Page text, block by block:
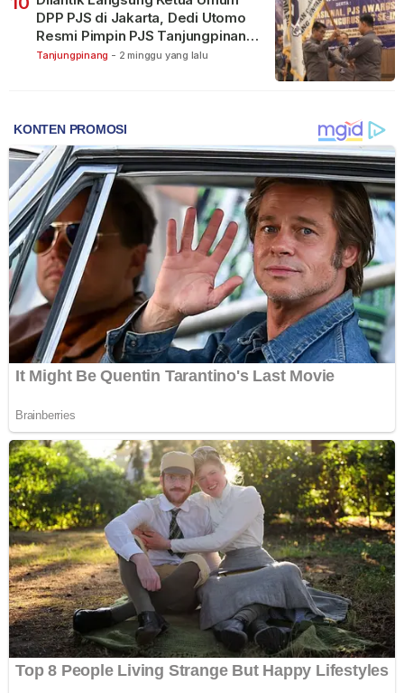
DPP PJS di Jakarta, Dedi Utomo
Resmi Pimpin PJS Tanjungpinang-
Bintan
Tanjungpinang - 2 minggu yang lalu